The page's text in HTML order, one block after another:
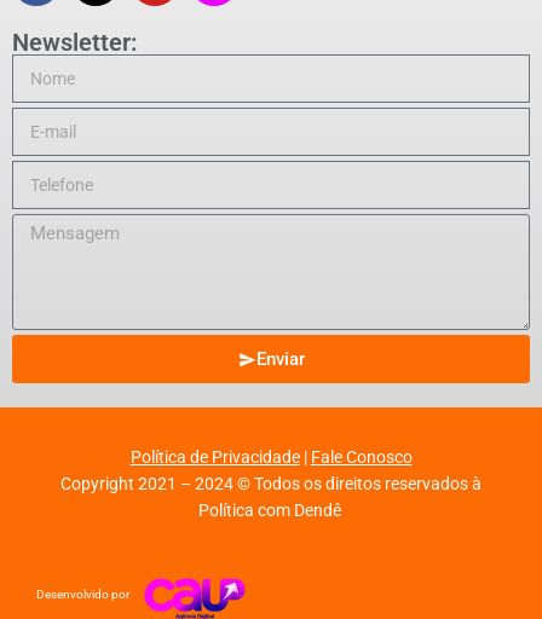
Newsletter:
Enviar
Política de Privacidade| Fale Conosco
Copyright 2021 – 2024 © Todos os direitos reservados à
Política com Dendê
Desenvolvido por